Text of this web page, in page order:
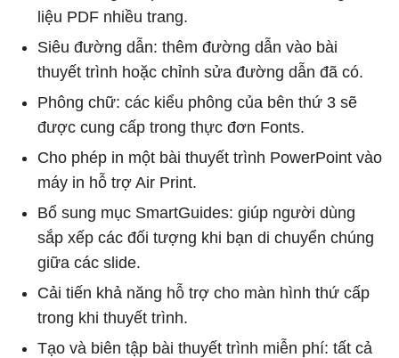
liệu PDF nhiều trang.
Siêu đường dẫn: thêm đường dẫn vào bài
thuyết trình hoặc chỉnh sửa đường dẫn đã có.
Phông chữ: các kiểu phông của bên thứ 3 sẽ
được cung cấp trong thực đơn Fonts.
Cho phép in một bài thuyết trình PowerPoint vào
máy in hỗ trợ Air Print.
Bổ sung mục SmartGuides: giúp người dùng
sắp xếp các đối tượng khi bạn di chuyển chúng
giữa các slide.
Cải tiến khả năng hỗ trợ cho màn hình thứ cấp
trong khi thuyết trình.
Tạo và biên tập bài thuyết trình miễn phí: tất cả